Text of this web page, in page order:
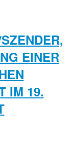
EINER M
K
19. J